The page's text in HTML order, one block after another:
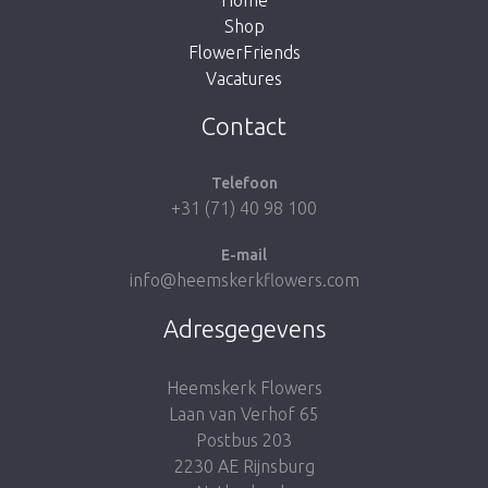
Breng me naar de shop
Shop
FlowerFriends
Vacatures
Contact
Telefoon
+31 (71) 40 98 100
E-mail
info@heemskerkflowers.com
Adresgegevens
Heemskerk Flowers
Laan van Verhof 65
Postbus 203
2230 AE Rijnsburg